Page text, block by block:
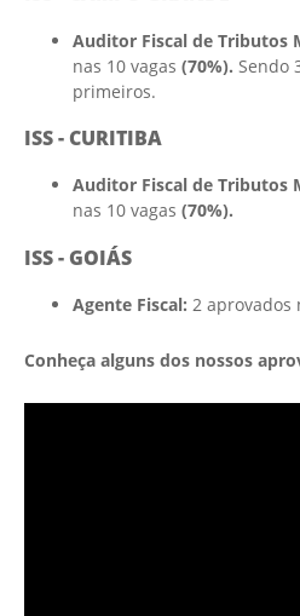
Auditor Fiscal de Tributos
nas 10 vagas (70%). Sendo
primeiros.
ISS - CURITIBA
Auditor Fiscal de Tributos
nas 10 vagas (70%).
ISS - GOIÁS
Agente Fiscal: 2 aprovados
Conheça alguns dos nossos